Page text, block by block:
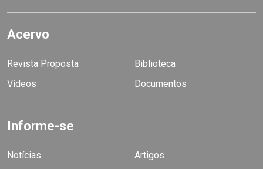
Acervo
Revista Proposta
Biblioteca
Vídeos
Documentos
Informe-se
Notícias
Artigos